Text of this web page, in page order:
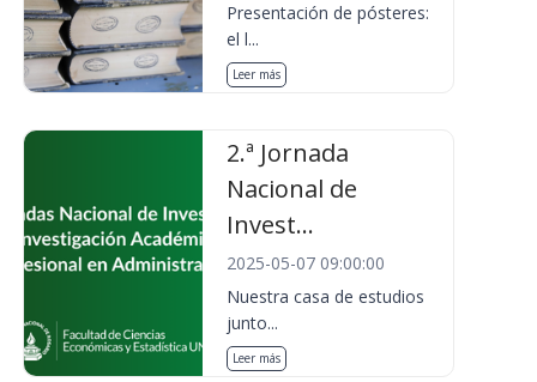
Presentación de pósteres:
el l...
Leer más
2.ª Jornada
Nacional de
Invest...
2025-05-07 09:00:00
Nuestra casa de estudios
junto...
Leer más